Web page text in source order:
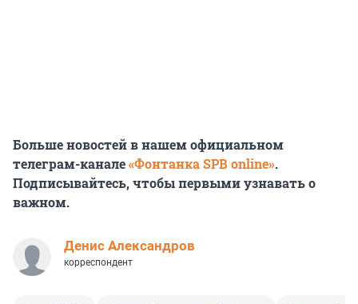
Больше новостей в нашем официальном
телеграм-канале«Фонтанка SPB online».
Подписывайтесь, чтобы первыми узнавать о
важном.
Денис Александров
корреспондент